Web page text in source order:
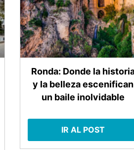
Ronda: Donde la
y la belleza escenifican
un baile inolvidable
IR AL POST